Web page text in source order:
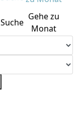
Suche
Gehe zu
Monat